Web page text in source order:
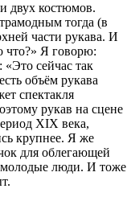
двух костюмов.
тогда (в
части рукава. И
что?» Я говорю:
сейчас так
объём рукава
спектакля
рукав на сцене
XIX века,
крупнее. Я же
для облегающей
молодые люди. И тоже